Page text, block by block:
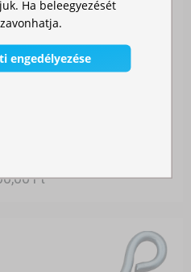
Ft
Ha beleegyezését
engedélyezése